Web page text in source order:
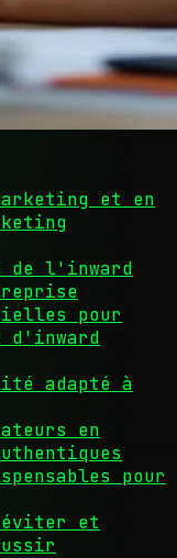
et en
de l'inward
pour
d'inward
adapté à
en
pour
éviter et